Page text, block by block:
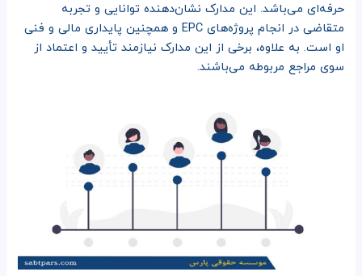
حرفه‌ای می‌باشد. این مدارک نشان‌دهنده توانایی و تجربه
متقاضی در انجام پروژه‌های EPC و همچنین پایداری مالی و فنی
او است. به علاوه، برخی از این مدارک نیازمند تأیید و اعتماد از
سوی مراجع مربوطه می‌باشند.